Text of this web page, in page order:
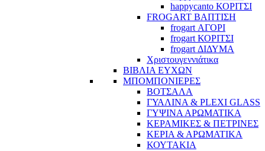
happycanto ΚΟΡΙΤΣΙ
FROGART ΒΑΠΤΙΣΗ
frogart ΑΓΟΡΙ
frogart ΚΟΡΙΤΣΙ
frogart ΔΙΔΥΜΑ
Χριστουγεννιάτικα
ΒΙΒΛΙΑ ΕΥΧΩΝ
ΜΠΟΜΠΟΝΙΕΡΕΣ
ΒΟΤΣΑΛΑ
ΓΥΑΛΙΝΑ & PLEXI GLASS
ΓΥΨΙΝΑ ΑΡΩΜΑΤΙΚΑ
ΚΕΡΑΜΙΚΕΣ & ΠΕΤΡΙΝΕΣ
ΚΕΡΙΑ & ΑΡΩΜΑΤΙΚΑ
ΚΟΥΤΑΚΙΑ